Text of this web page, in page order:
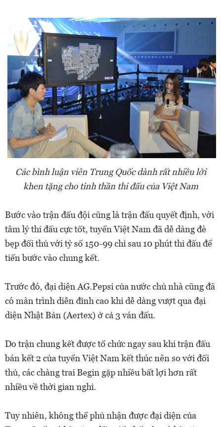
Các bình luận viên Trung Quốc dành rất nhiều lời
khen tặng cho tinh thần thi đấu của Việt Nam
Bước vào trận đấu đội cũng là trận đấu quyết định, với
tâm lý thi đấu cực tốt, tuyển Việt Nam đã dễ dàng đè
bẹp đối thủ với tỷ số 150-99 chỉ sau 10 phút thi đấu để
tiến bước vào chung kết.
Trước đó, đại diện AG.Pepsi của nước chủ nhà cũng đã
có màn trình diễn đỉnh cao khi dễ dàng vượt qua đại
diện Nhật Bản (Aertex) ở cả 3 ván đấu.
Do trận chung kết được tổ chức ngay sau khi trận đấu
bán kết 2 của tuyển Việt Nam kết thúc nên so với đối
thủ, các chàng trai Begin gặp nhiều bất lợi hơn rất
nhiều về thời gian nghỉ.
Tuy nhiên, không thể phủ nhận được đại diện của